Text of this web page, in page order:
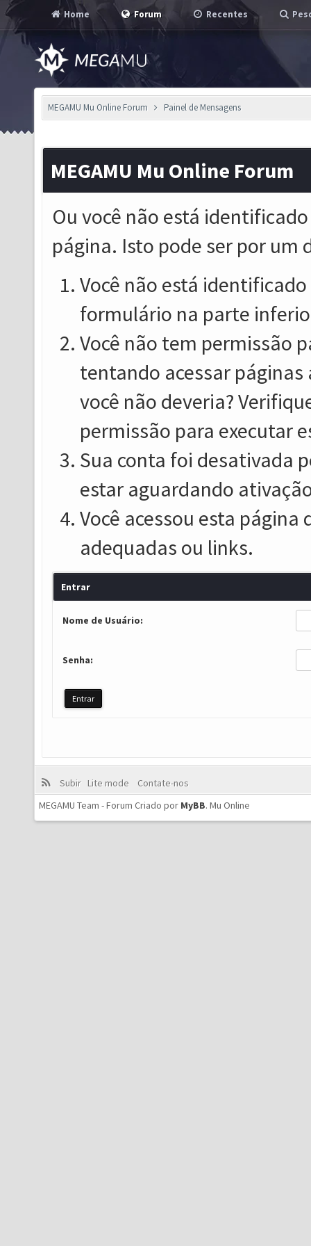
Home Forum Recentes
MEGAMU Mu Online Forum Painel de Mensagens
MEGAMU Mu Online Forum
Ou você não está
página. Isto pode ser por um
Você não está
formulário na parte
Você não tem permissão
tentando acessar
você não deveria?
permissão para executar
Sua conta foi desativada
estar aguardando
Você acessou esta
adequadas ou links.
Entrar
Nome de Usuário:
Senha:
Subir Lite mode
Contate-nos
MEGAMU Team - Forum Criado por MyBB. Mu Online